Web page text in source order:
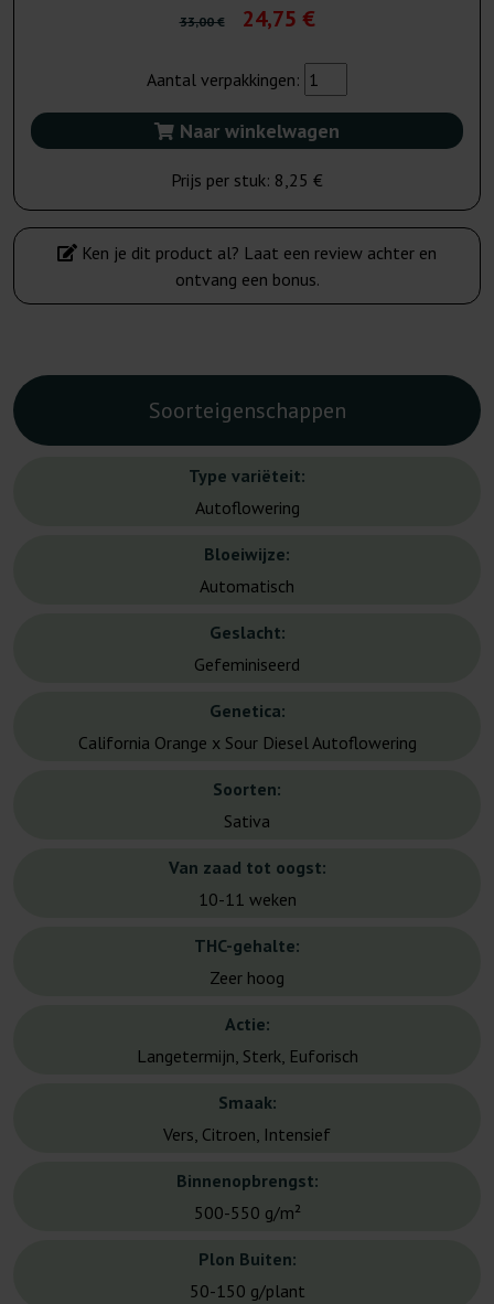
33,00 € 24,75 €
Aantal verpakkingen:
Naar winkelwagen
Prijs per stuk: 8,25 €
Ken je dit product al? Laat een review achter en
ontvang een bonus.
Soorteigenschappen
Type variëteit:
Autoflowering
Bloeiwijze:
Automatisch
Geslacht:
Gefeminiseerd
Genetica:
California Orange x Sour Diesel Autoflowering
Soorten:
Sativa
Van zaad tot oogst:
10-11 weken
THC-gehalte:
Zeer hoog
Actie:
Langetermijn, Sterk, Euforisch
Smaak:
Vers, Citroen, Intensief
Binnenopbrengst:
500-550 g/m²
Plon Buiten:
50-150 g/plant